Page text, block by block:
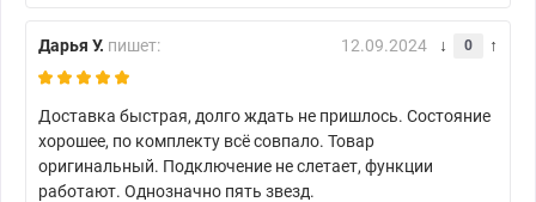
Дарья У. пишет: 12.09.2024 0
Доставка быстрая, долго ждать не пришлось. Состояние
хорошее, по комплекту всё совпало. Товар
оригинальный. Подключение не слетает, функции
работают. Однозначно пять звезд.